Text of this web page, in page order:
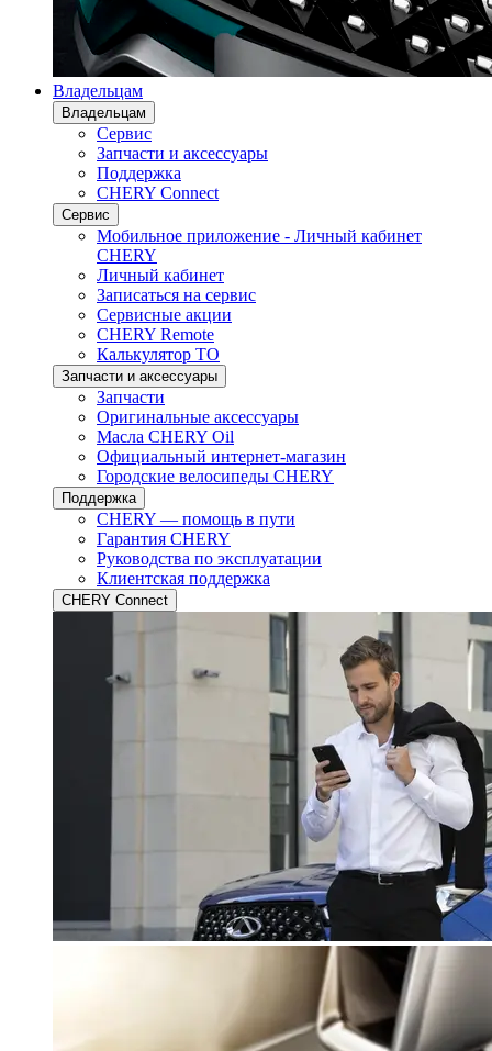
Владельцам
Владельцам
Сервис
Запчасти и аксессуары
Поддержка
CHERY Connect
Сервис
Мобильное приложение - Личный кабинет
CHERY
Личный кабинет
Записаться на сервис
Сервисные акции
CHERY Remote
Калькулятор ТО
Запчасти и аксессуары
Запчасти
Оригинальные аксессуары
Масла CHERY Oil
Официальный интернет-магазин
Городские велосипеды CHERY
Поддержка
CHERY — помощь в пути
Гарантия CHERY
Руководства по эксплуатации
Клиентская поддержка
CHERY Connect